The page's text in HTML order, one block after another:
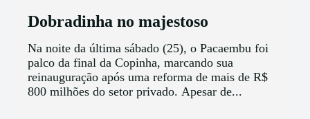
Dobradinha no majestoso
Na noite da última sábado (25), o Pacaembu foi
palco da final da Copinha, marcando sua
reinauguração após uma reforma de mais de R$
800 milhões do setor privado. Apesar de...